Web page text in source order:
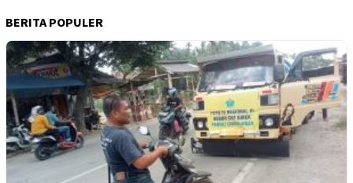
BERITA POPULER